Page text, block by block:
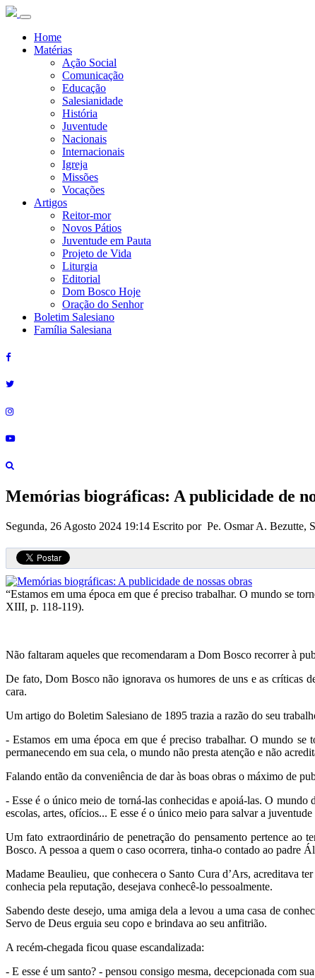
Home
Matérias
Ação Social
Comunicação
Educação
Salesianidade
História
Juventude
Nacionais
Internacionais
Igreja
Missões
Vocações
Artigos
Reitor-mor
Novos Pátios
Juventude em Pauta
Projeto de Vida
Liturgia
Editorial
Dom Bosco Hoje
Oração do Senhor
Boletim Salesiano
Família Salesiana
Memórias biográficas: A publicidade de
Segunda, 26 Agosto 2024 19:14 Escrito por Pe. Osmar A. Bezutte,
“Estamos em uma época em que é preciso trabalhar. O mundo se
XIII, p. 118-119).
Não faltaram aqueles que recomendaram a Dom Bosco recorrer à
De fato, Dom Bosco não ignorava os humores de uns e as críticas
cara.
Um artigo do Boletim Salesiano de 1895 trazia a razão do seu
- Estamos em uma época em que é preciso trabalhar. O mundo
permanecendo em sua cela, o mundo não presta atenção e não
Falando então da conveniência de dar às boas obras o máximo de
- Esse é o único meio de torná-las conhecidas e apoiá-las. O
escolas, artes, ofícios... E esse é o único meio para salvar a
Um fato extraordinário de penetração do pensamento pertence ao
Bosco. A pessoa a quem o caso ocorrera, tinha-o contado ao padre
Madame Beaulieu, que conhecera o Santo Cura d’Ars, acreditava
conhecia pela reputação, desejava conhecê-lo pessoalmente.
Sabendo deste desejo, uma amiga dela a levou a uma casa de
Servo de Deus erguia seu copo e brindava ao seu anfitrião.
A recém-chegada ficou quase escandalizada:
- E esse é um santo? - pensou consigo mesma, decepcionada com